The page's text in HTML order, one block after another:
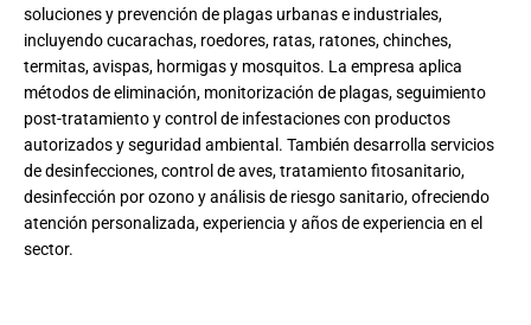
soluciones y prevención de plagas urbanas e industriales,
incluyendo cucarachas, roedores, ratas, ratones, chinches,
termitas, avispas, hormigas y mosquitos. La empresa aplica
métodos de eliminación, monitorización de plagas, seguimiento
post-tratamiento y control de infestaciones con productos
autorizados y seguridad ambiental. También desarrolla servicios
de desinfecciones, control de aves, tratamiento fitosanitario,
desinfección por ozono y análisis de riesgo sanitario, ofreciendo
atención personalizada, experiencia y años de experiencia en el
sector.